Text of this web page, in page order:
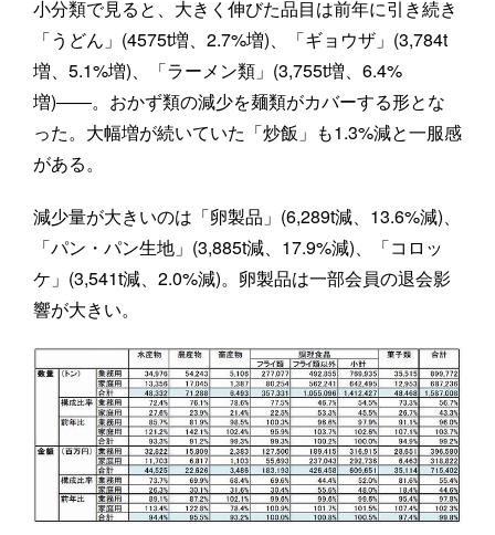
小分類で見ると、大きく伸びた品目は前年に引き続き
「うどん」(4575t増、2.7%増)、「ギョウザ」(3,784t
増、5.1%増)、「ラーメン類」(3,755t増、6.4%
増)――。おかず類の減少を麺類がカバーする形とな
った。大幅増が続いていた「炒飯」も1.3%減と一服感
がある。
減少量が大きいのは「卵製品」(6,289t減、13.6%減)、
「パン・パン生地」(3,885t減、17.9%減)、「コロッ
ケ」(3,541t減、2.0%減)。卵製品は一部会員の退会影
響が大きい。